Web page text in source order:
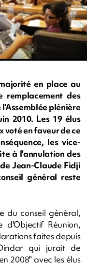
en place au
remplacement des
plénière
2010. Les 19 élus
voté en faveur de ce
les vice-
à l'annulation des
Jean-Claude Fidji
général reste
du conseil général,
d'Objectif Réunion,
faites depuis
qui jurait de
2008" avec les élus